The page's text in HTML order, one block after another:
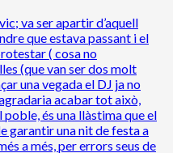
va ser apartir d’aquell
que estava passant i el
( cosa no
(que van ser dos molt
una vegada el DJ ja no
acabar tot això,
és una llàstima que el
garantir una nit de festa a
a més, per errors seus de